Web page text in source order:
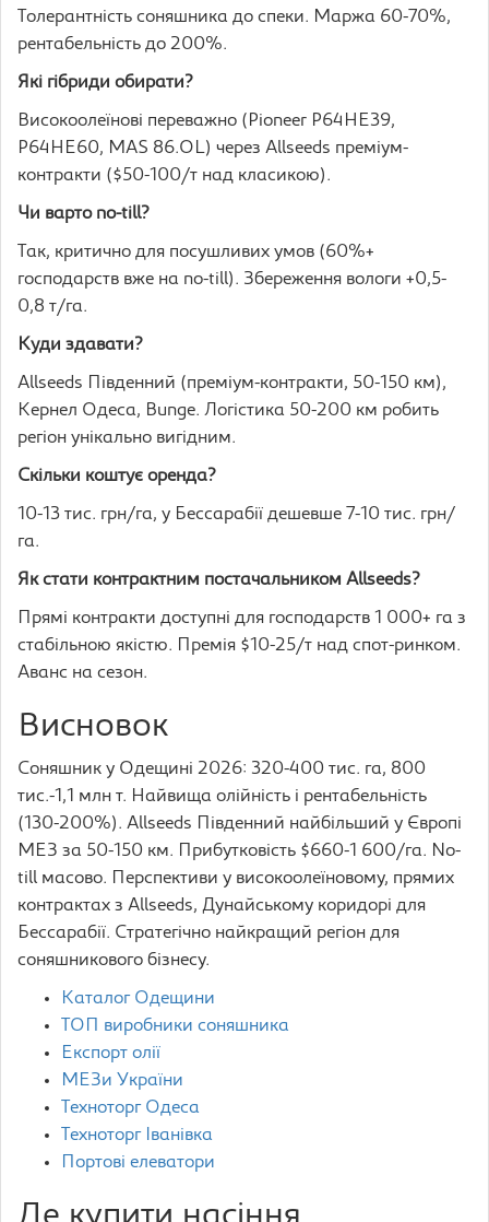
Толерантність соняшника до спеки. Маржа 60-70%,
рентабельність до 200%.
Які гібриди обирати?
Високоолеїнові переважно (Pioneer P64HE39,
P64HE60, MAS 86.OL) через Allseeds преміум-
контракти ($50-100/т над класикою).
Чи варто no-till?
Так, критично для посушливих умов (60%+
господарств вже на no-till). Збереження вологи +0,5-
0,8 т/га.
Куди здавати?
Allseeds Південний (преміум-контракти, 50-150 км),
Кернел Одеса, Bunge. Логістика 50-200 км робить
регіон унікально вигідним.
Скільки коштує оренда?
10-13 тис. грн/га, у Бессарабії дешевше 7-10 тис. грн/
га.
Як стати контрактним постачальником Allseeds?
Прямі контракти доступні для господарств 1 000+ га з
стабільною якістю. Премія $10-25/т над спот-ринком.
Аванс на сезон.
Висновок
Соняшник у Одещині 2026: 320-400 тис. га, 800
тис.-1,1 млн т. Найвища олійність і рентабельність
(130-200%). Allseeds Південний найбільший у Європі
МЕЗ за 50-150 км. Прибутковість $660-1 600/га. No-
till масово. Перспективи у високоолеїновому, прямих
контрактах з Allseeds, Дунайському коридорі для
Бессарабії. Стратегічно найкращий регіон для
соняшникового бізнесу.
Каталог Одещини
ТОП виробники соняшника
Експорт олії
МЕЗи України
Техноторг Одеса
Техноторг Іванівка
Портові елеватори